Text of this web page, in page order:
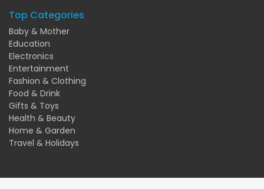
Top Categories
Baby & Mother
Education
Electronics
Entertainment
Fashion & Clothing
Food & Drink
Gifts & Toys
Health & Beauty
Home & Garden
Travel & Holidays